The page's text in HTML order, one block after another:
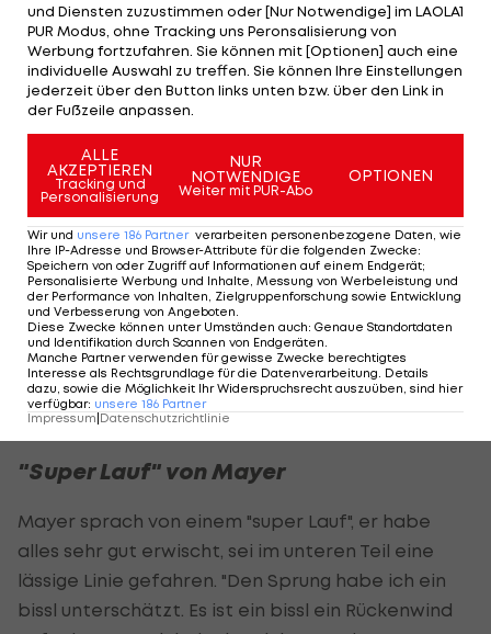
Die Österreicher müssen damit weiter auf den
ersten Super-G-Sieg in dieser Saison warten. Den
letzten ÖSV-Sieg in dieser Disziplin landete
Kriechmayr im Februar 2021 in Garmisch-
Der Oberösterreicher belegt in Kvitfjell als
zweitbester Österreicher Rang sieben mit einem
Rückstand von 0,73 Sekunden.
Stefan Babinsky fährt mit Startnummer 30 auf
Platz elf (+1,00), Daniel Danklmaier wird 16. (+1,17).
Norwegens Dominanz im Super-G - alle
Kugelgewinner>>>
"Super Lauf" von Mayer
Mayer sprach von einem "super Lauf", er habe
alles sehr gut erwischt, sei im unteren Teil eine
lässige Linie gefahren. "Den Sprung habe ich ein
bissl unterschätzt. Es ist ein bissl ein Rückenwind
und Diensten zuzustimmen oder [Nur Notwendige] im LAOLA1
PUR Modus, ohne Tracking uns Peronsalisierung von
Werbung fortzufahren. Sie können mit [Optionen] auch eine
individuelle Auswahl zu treffen. Sie können Ihre Einstellungen
jederzeit über den Button links unten bzw. über den Link in
der Fußzeile anpassen.
ALLE
AKZEPTIEREN
Tracking und
Personalisierung
NUR
NOTWENDIGE
Weiter mit PUR-Abo
OPTIONEN
Wir und unsere 186 Partner verarbeiten personenbezogene Daten, wie
Ihre IP-Adresse und Browser-Attribute für die folgenden Zwecke:
Speichern von oder Zugriff auf Informationen auf einem Endgerät;
Personalisierte Werbung und Inhalte, Messung von Werbeleistung und
der Performance von Inhalten, Zielgruppenforschung sowie Entwicklung
und Verbesserung von Angeboten
Diese Zwecke können unter Umständen auch: Genaue Standortdaten
und Identifikation durch Scannen von Endgeräten
Manche Partner verwenden für gewisse Zwecke berechtigtes
Interesse als Rechtsgrundlage für die Datenverarbeitung. Details
dazu, sowie die Möglichkeit Ihr Widerspruchsrecht auszuüben, sind hier
verfügbar: unsere 186 Partner
Impressum|Datenschutzrichtlinie